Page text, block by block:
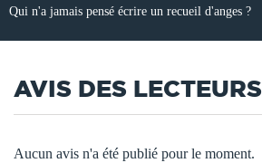
Qui n'a jamais pensé écrire un recueil d'anges ?
AVIS DES LECTEURS
Aucun avis n'a été publié pour le moment.